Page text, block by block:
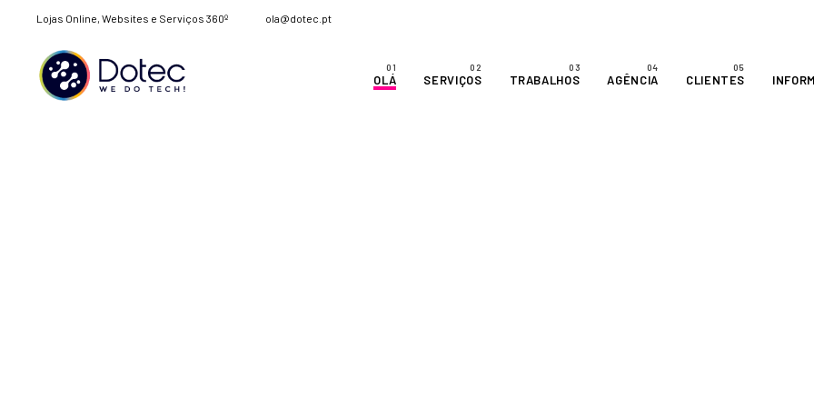
Lojas Online, Websites e Serviços 360º ola@dotec.pt
OLÁ SERVIÇOS TRABALHOS AGÊNCIA CLIENTES